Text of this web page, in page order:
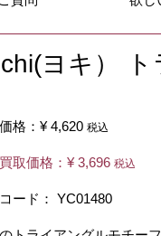
ヨキ）
格： ¥ 4,620 税込
取価格： ¥ 3,696 税込
ード： YC01480